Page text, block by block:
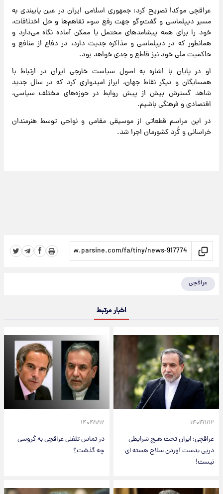
عراقچی موکدا تصریح کرد: جمهوری اسلامی ایران در عین پایبندی به
مسیر دیپلماسی و گفت‌وگو جهت رفع سوء تفاهم‌ها و حل اختلافات،
خود را برای همه پیشامدهای محتمل یا ممکن آماده نگاه می‌دارد و
همانطور که در دیپلماسی و مذاکره جدیت دارد، در دفاع از منافع و
حاکمیت ملی خود نیز قاطع و جدی خواهد بود.
او در پایان با اشاره به اصول سیاست خارجی ایران در ارتباط با
همسایگان و دیگر نقاط جهان، ابراز امیدواری کرد که در سال جدید
شاهد گسترش بیش از پیش روابط در حوزه‌های مختلف سیاسی،
اقتصادی و فرهنگی باشیم.
در این مراسم قطعاتی از موسیقی‌ مقامی و نواحی توسط هنرمندان
خراسانی و کُرد کشورمان اجرا شد.
عراقچی
اخبار مرتبط
۱۴۰۴/۱/۱۲
عراقچی: ایران تحت هیچ شرایطی
درپی بدست آوردن سلاح هسته ای
نیست!
۱۴۰۴/۱/۱۲
در تماس تلفنی عراقچی به گروسی
چه گذشت؟